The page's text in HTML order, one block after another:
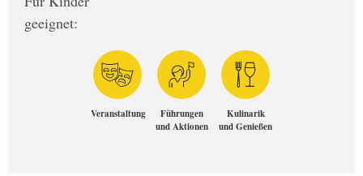
geeignet:
Veranstaltung
Führungen
und Aktionen
Kulinarik
und Genießen